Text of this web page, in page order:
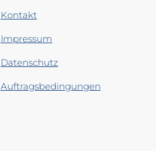
Kontakt
Impressum
Datenschutz
Auftragsbedingungen